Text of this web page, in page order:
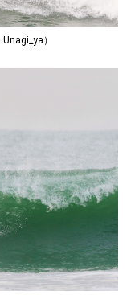
Unagi_ya）